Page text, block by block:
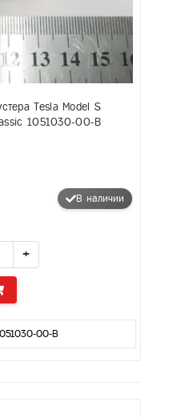
Tesla Model S
1051030-00-B
В наличии
+
00-B